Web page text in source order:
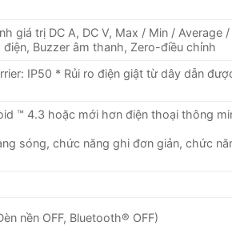
giá trị DC A, DC V, Max / Min / Average /
Buzzer âm thanh, Zero-điều chỉnh
IP50 * Rủi ro điện giật từ dây dẫn
™ 4.3 hoặc mới hơn điện thoại thông
sóng, chức năng ghi đơn giản, chức
nền OFF, Bluetooth® OFF)